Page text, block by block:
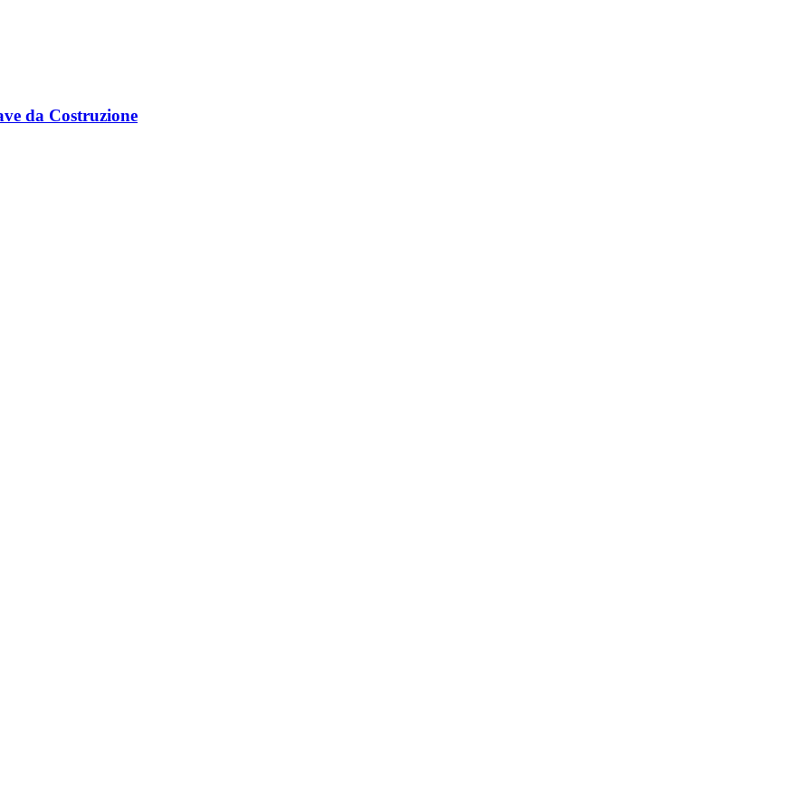
da Costruzione